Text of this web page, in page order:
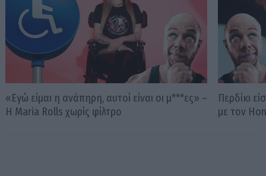
«Εγώ είμαι η ανάπηρη, αυτοί είναι οι μ***ες» –
Η Maria Rolls χωρίς φίλτρο
Περδίκι
με τον